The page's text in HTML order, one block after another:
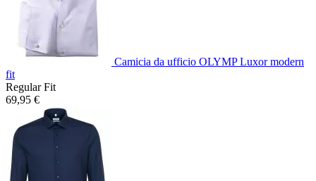
Camicia da ufficio OLYMP Luxor modern
fit
Regular Fit
69,95 €